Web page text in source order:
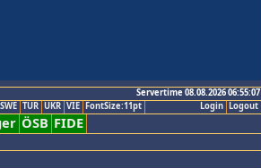
Servertime 08.08.2026 06:55:07
Logout
Login
SWE TUR UKR VIE FontSize:11pt
ÖSB FIDE